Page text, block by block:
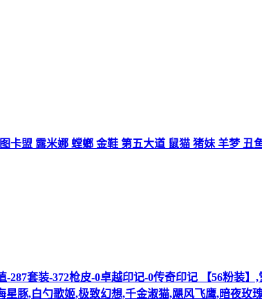
卡盟 露米娜 螳螂 金鞋 第五大道 鼠猫 猪妹 羊梦
-287套装-372枪皮-0卓越印记-0传奇印记 【56粉装
豚,白勺歌姬,极致幻想,千金淑猫,飓风飞鹰,暗夜